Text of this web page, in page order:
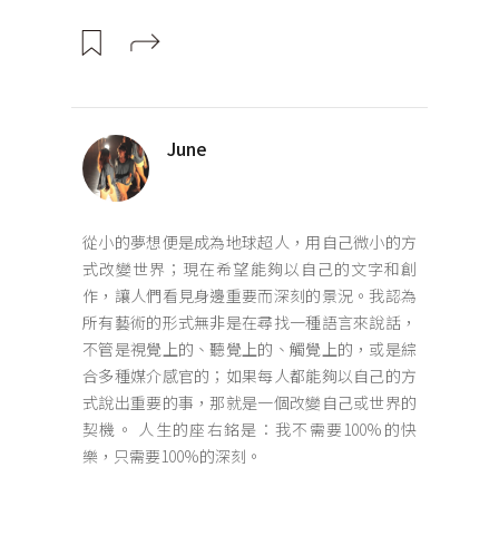
June
從小的夢想便是成為地球超人，用自己微小的方
式改變世界；現在希望能夠以自己的文字和創
作，讓人們看見身邊重要而深刻的景況。我認為
所有藝術的形式無非是在尋找一種語言來說話，
不管是視覺上的、聽覺上的、觸覺上的，或是綜
合多種媒介感官的；如果每人都能夠以自己的方
式說出重要的事，那就是一個改變自己或世界的
契機。 人生的座右銘是：我不需要100%的快
樂，只需要100%的深刻。